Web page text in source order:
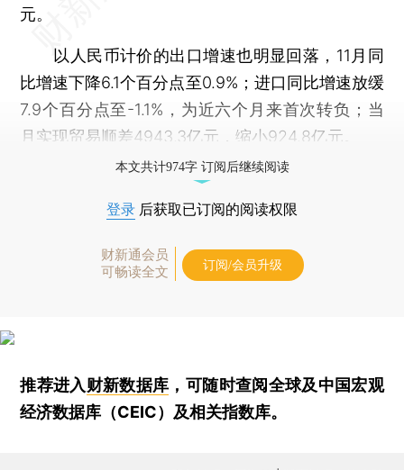
元。
以人民币计价的出口增速也明显回落，11月同
比增速下降6.1个百分点至0.9%；进口同比增速放缓
7.9个百分点至-1.1%，为近六个月来首次转负；当
月实现贸易顺差4943.3亿元，缩小924.8亿元。
本文共计974字 订阅后继续阅读
登录 后获取已订阅的阅读权限
财新通会员
可畅读全文
订阅/会员升级
推荐进入财新数据库 ，可随时查阅全球及中国宏观
经济数据库（CEIC）及相关指数库。